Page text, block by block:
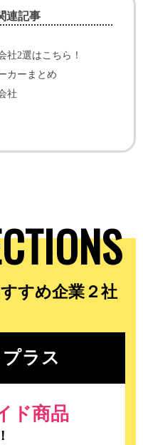
連記事
社2選はこちら！
カーまとめ
社
すめ企業２社
ラス
ド商品